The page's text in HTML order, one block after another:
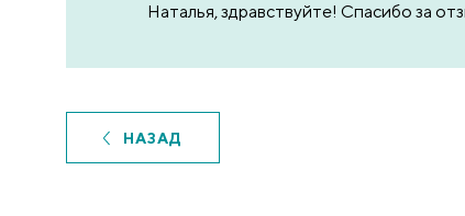
Наталья, здравствуйте! Спасибо за
НАЗАД